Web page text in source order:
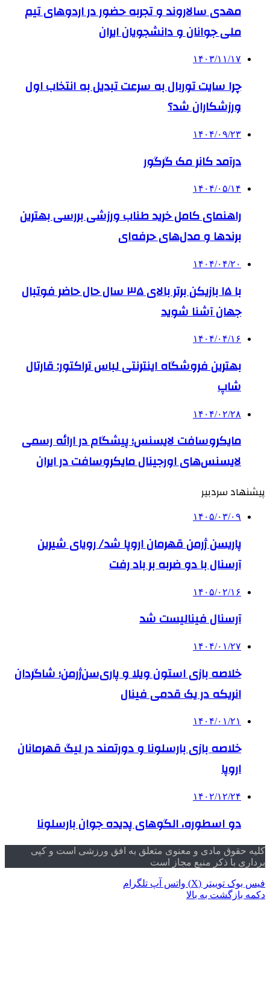
مهدی سالاروند و تجربه حضور در اردوهای تیم
ملی جوانان و دانشجویان ایران
۱۴۰۳/۱۱/۱۷
چرا سایت توربال به ‌سرعت تبدیل به انتخاب اول
ورزشکاران شد؟
۱۴۰۴/۰۹/۲۳
درآمد کانر مک گرگور
۱۴۰۴/۰۵/۱۴
راهنمای کامل خرید طناب ورزشی بررسی بهترین
برندها و مدل‌های حرفه‌ای
۱۴۰۴/۰۴/۲۰
با ۱۵ بازیکن برتر بالای ۳۵ سال حال حاضر فوتبال
جهان آشنا شوید
۱۴۰۴/۰۴/۱۶
بهترین فروشگاه اینترنتی لباس تراکتور: قارتال
شاپ
۱۴۰۴/۰۲/۲۸
مایکروسافت لایسنس؛ پیشگام در ارائه رسمی
لایسنس‌های اورجینال مایکروسافت در ایران
پیشنهاد سردبیر
۱۴۰۵/۰۳/۰۹
پاریسن ژرمن قهرمان اروپا شد/ رویای شیرین
آرسنال با دو ضربه بر باد رفت
۱۴۰۵/۰۲/۱۶
آرسنال فینالیست شد
۱۴۰۴/۰۱/۲۷
خلاصه بازی استون ویلا و پاری‌سن‌ژرمن؛ شاگردان
انریکه در یک قدمی فینال
۱۴۰۴/۰۱/۲۱
خلاصه بازی بارسلونا و دورتمند در لیگ قهرمانان
اروپا
۱۴۰۲/۱۲/۲۴
دو اسطوره، الگوهای پدیده جوان بارسلونا
کلیه حقوق مادی و معنوی متعلق به افق ورزشی است و کپی
برداری با ذکر منبع مجاز است
فیس بوک توییتر (X) واتس آپ تلگرام
دکمه بازگشت به بالا